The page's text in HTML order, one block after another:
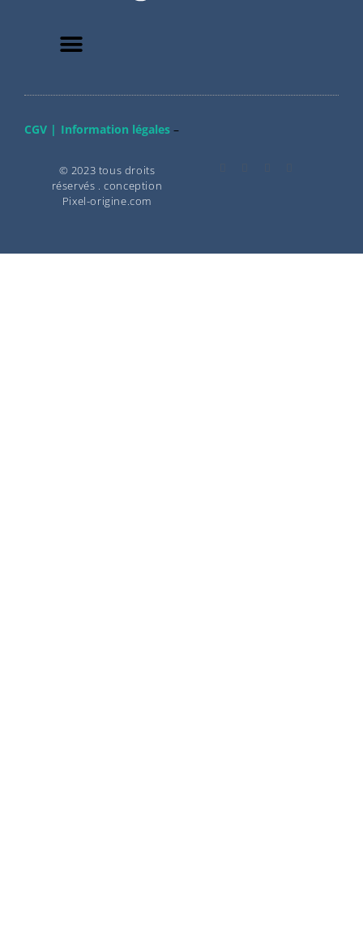
CGV | Information légales–
© 2023 tous droits
réservés . conception
Pixel-origine.com